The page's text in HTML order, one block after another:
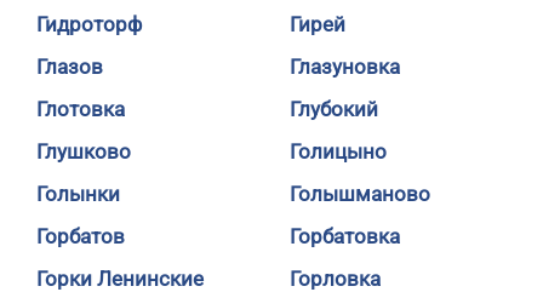
Гидроторф
Гирей
Глазов
Глазуновка
Глотовка
Глубокий
Глушково
Голицыно
Голынки
Голышманово
Горбатов
Горбатовка
Горки Ленинские
Горловка